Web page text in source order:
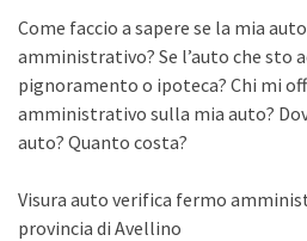
Come faccio a sapere se la mia
amministrativo? Se l’auto che sto
pignoramento o ipoteca? Chi mi
amministrativo sulla mia auto?
auto? Quanto costa?
Visura auto verifica fermo
provincia di Avellino